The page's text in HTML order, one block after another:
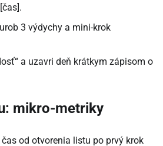
3 výdychy a mini-krok
a uzavri deň krátkym zápisom o
mikro-metriky
čas od otvorenia listu po prvý krok